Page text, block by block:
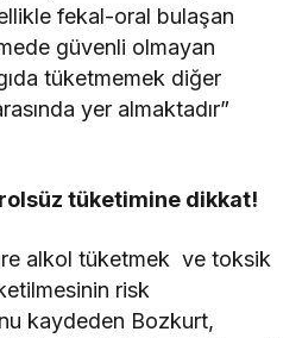
fekal-oral bulaşan
güvenli olmayan
tüketmemek diğer
yer almaktadır”
tüketimine dikkat!
alkol tüketmek ve toksik
risk
kaydeden Bozkurt,